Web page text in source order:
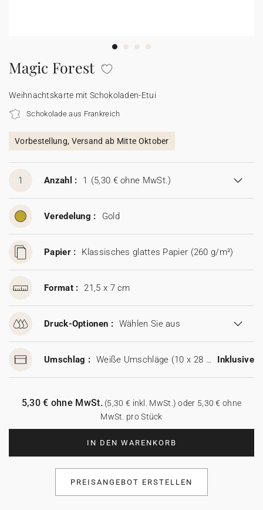
Aufkleber
Magic Forest
Weihnachtskarte mit Schokoladen-Etui
Schokolade aus Frankreich
Vorbestellung, Versand ab Mitte Oktober
1 Anzahl : 1 (5,30 € ohne MwSt.)
Veredelung : Gold
Papier : Klassisches glattes Papier (260 g/m²)
Format : 21,5 x 7 cm
Druck-Optionen : Wählen Sie aus
Umschlag : Weiße Umschläge (10 x 28 cm) Inklusive
IN DEN WARENKORB
5,30 € ohne MwSt.(5,30 € inkl. MwSt.) oder 5,30 € ohne
MwSt. pro Stück
PREISANGEBOT ERSTELLEN